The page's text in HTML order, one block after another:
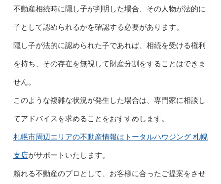
不動産相続時に隠し子が判明した場合、その人物が法的に
子として認められるかを確認する必要があります。
隠し子が法的に認められた子であれば、相続を受ける権利
を持ち、その存在を無視して財産分割をすることはできま
せん。
このような複雑な状況が発生した場合は、専門家に相談し
てアドバイスを求めることをおすすめします。
札幌市周辺エリアの不動産情報はトータルハウジング 札幌
支店がサポートいたします。
頼れる不動産のプロとして、お客様に合ったご提案をさせ